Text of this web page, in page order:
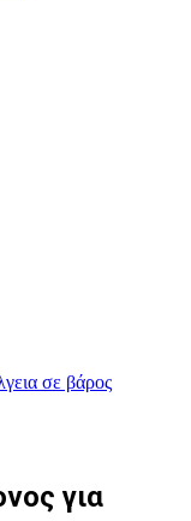
σε βάρος
για